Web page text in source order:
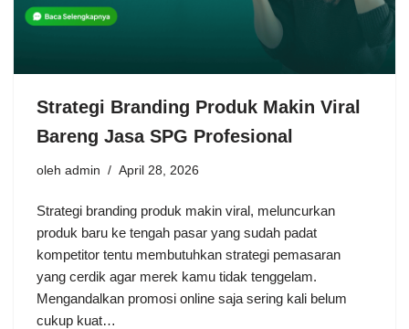
Strategi Branding Produk Makin Viral
Bareng Jasa SPG Profesional
oleh admin April 28, 2026
Strategi branding produk makin viral, meluncurkan
produk baru ke tengah pasar yang sudah padat
kompetitor tentu membutuhkan strategi pemasaran
yang cerdik agar merek kamu tidak tenggelam.
Mengandalkan promosi online saja sering kali belum
cukup kuat…